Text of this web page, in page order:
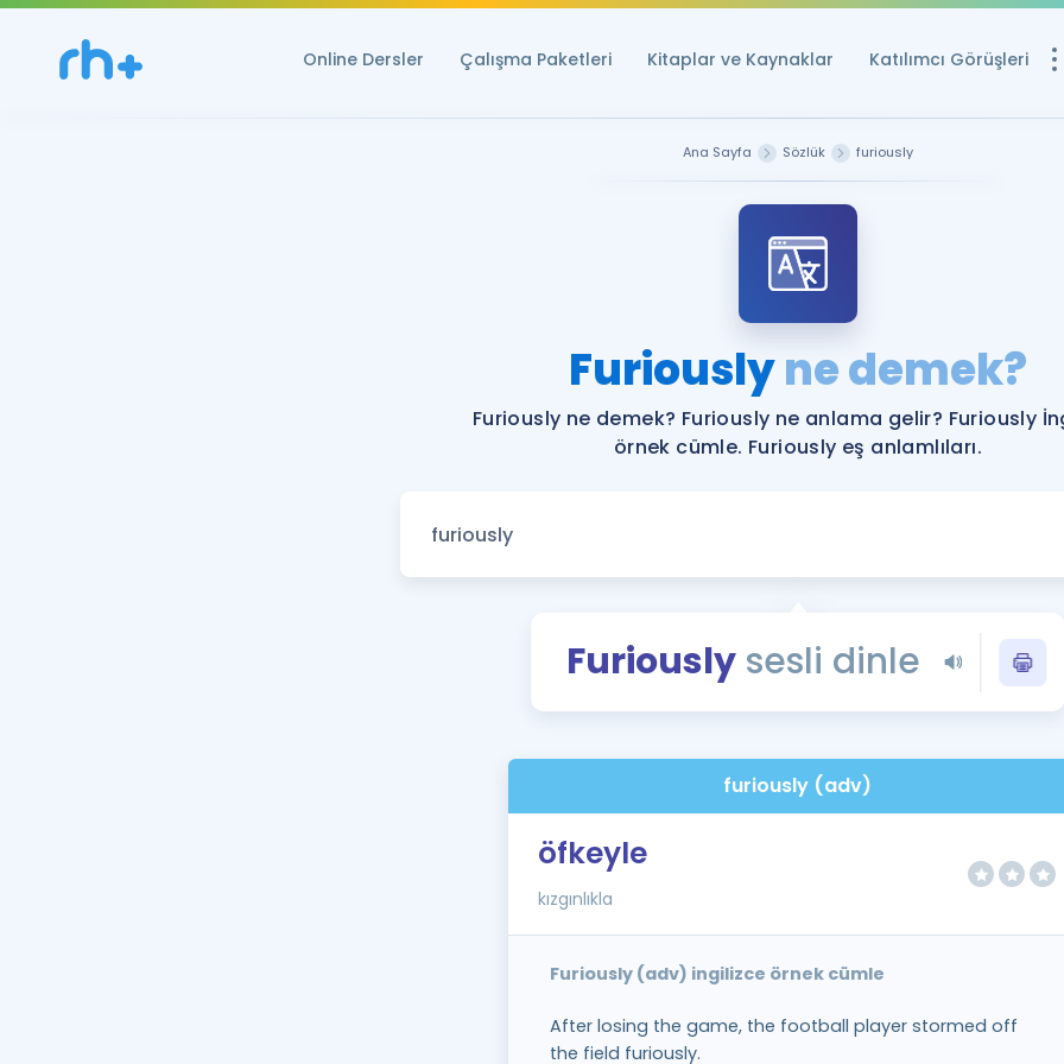
Online Dersler Çalışma Paketleri Kitaplar ve Kaynaklar Katılımcı Görüşleri
YDS ve YÖKDİL
Rehberlik Aracı
YDS ve YÖKDİL'e
Tüm ÖSYM
YDS - YÖKDİL
İngilizce Gramer
Ana Sayfa Sözlük furiously
Furiouslyne demek?
Furiously ne demek? Furiously ne anlama gelir? Furiously
örnek cümle. Furiously eş anlamlıları.
Furiously sesli dinle
furiously (adv)
öfkeyle
kızgınlıkla
Furiously (adv) ingilizce örnek cümle
After losing the game, the football player stormed off
the field furiously.